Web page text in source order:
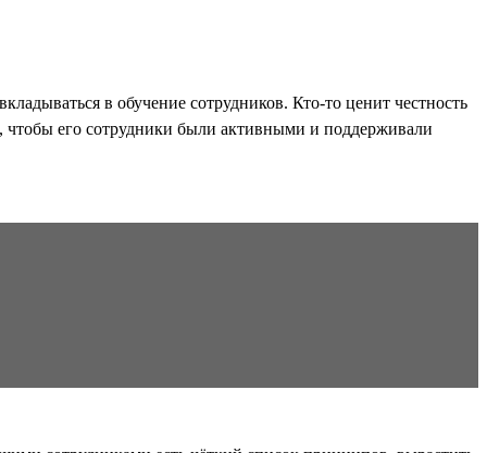
в обучение сотрудников. Кто-то ценит честность
чтобы его сотрудники были активными и поддерживали